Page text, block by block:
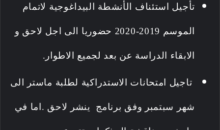
تأجيل استئناف الأنشطة البيداغوجية لاتمام
الموسم 2019-2 020 حضوريا الى اجل لاحق و
الابقاء الدراسة عن بعد لجميع الاطوار.
تاجيل امتحانات الاستدراكية لطلبة ماستر الى
شهر سبتمبر وفق برنامج ينشر لاحق .اما في